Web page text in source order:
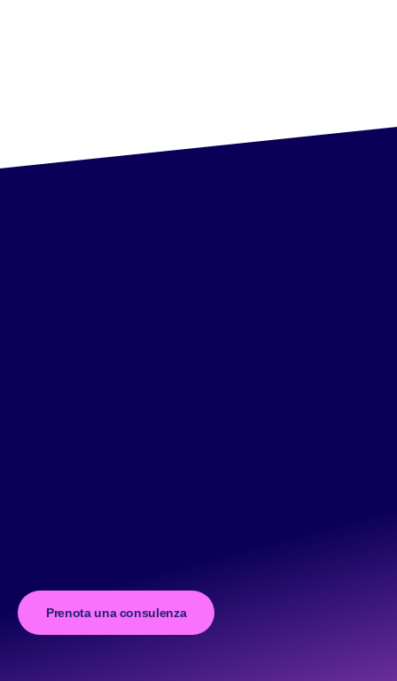
Prenota una consulenza